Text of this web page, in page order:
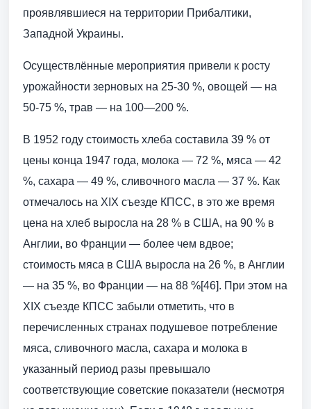
проявлявшиеся на территории Прибалтики,
Западной Украины.
Осуществлённые мероприятия привели к росту
урожайности зерновых на 25-30 %, овощей — на
50-75 %, трав — на 100—200 %.
В 1952 году стоимость хлеба составила 39 % от
цены конца 1947 года, молока — 72 %, мяса — 42
%, сахара — 49 %, сливочного масла — 37 %. Как
отмечалось на XIX съезде КПСС, в это же время
цена на хлеб выросла на 28 % в США, на 90 % в
Англии, во Франции — более чем вдвое;
стоимость мяса в США выросла на 26 %, в Англии
— на 35 %, во Франции — на 88 %[46]. При этом на
XIX съезде КПСС забыли отметить, что в
перечисленных странах подушевое потребление
мяса, сливочного масла, сахара и молока в
указанный период разы превышало
соответствующие советские показатели (несмотря